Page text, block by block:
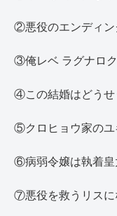
②悪役のエンディン
③俺レベ ラグナロク
④この結婚はどうせ
⑤クロヒョウ家のユ
⑥病弱令嬢は執着皇
⑦悪役を救うリスに